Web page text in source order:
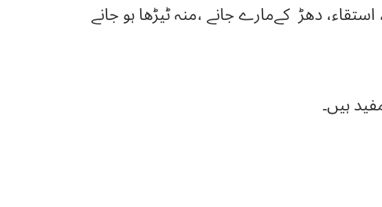
دھڑ کےمارے جانے ،منہ ٹیڑھا ہو جانے
ہیں۔